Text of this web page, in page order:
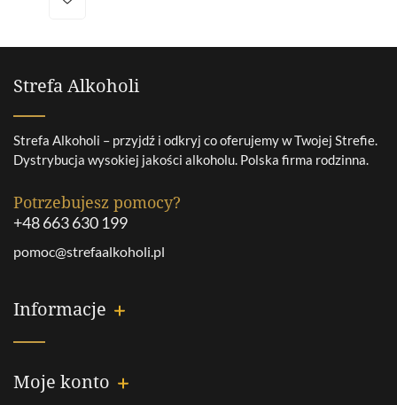
Strefa Alkoholi
Strefa Alkoholi – przyjdź i odkryj co oferujemy w Twojej Strefie.
Dystrybucja wysokiej jakości alkoholu. Polska firma rodzinna.
Potrzebujesz pomocy?
+48 663 630 199
pomoc@strefaalkoholi.pl
Informacje
Moje konto